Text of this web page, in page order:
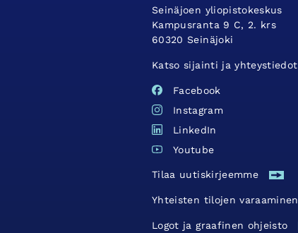
Seinäjoen yliopistokeskus
Kampusranta 9 C, 2. krs
60320 Seinäjoki
Katso sijainti ja yhteystiedot
Facebook
Instagram
LinkedIn
Youtube
Tilaa uutiskirjeemme
Yhteisten tilojen varaaminen
Logot ja graafinen ohjeisto